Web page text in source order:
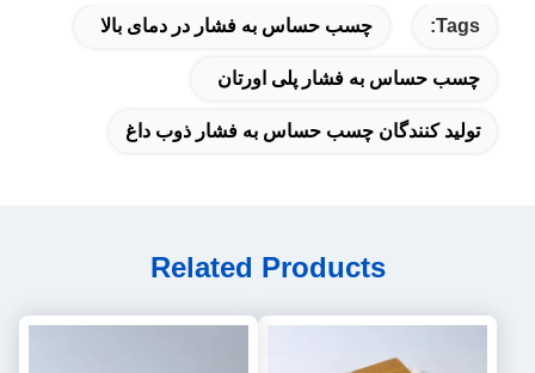
Tags: چسب حساس به فشار در دمای بالا
چسب حساس به فشار پلی اورتان
تولید کنندگان چسب حساس به فشار ذوب داغ
Related Products